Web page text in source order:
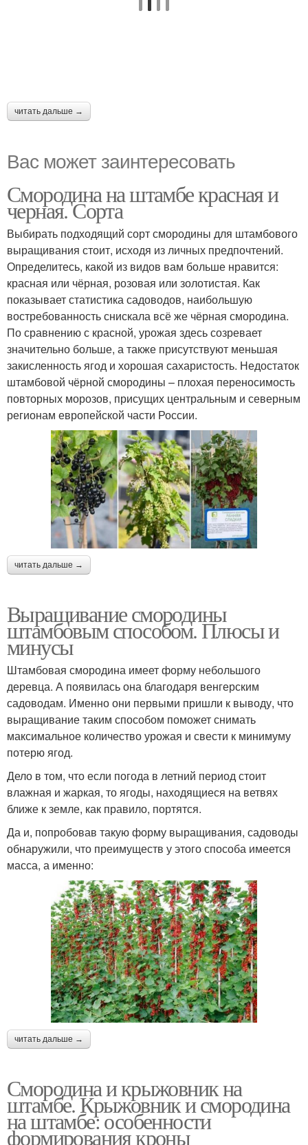
читать дальше →
Вас может заинтересовать
Смородина на штамбе красная и
черная. Сорта
Выбирать подходящий сорт смородины для штамбового
выращивания стоит, исходя из личных предпочтений.
Определитесь, какой из видов вам больше нравится:
красная или чёрная, розовая или золотистая. Как
показывает статистика садоводов, наибольшую
востребованность снискала всё же чёрная смородина.
По сравнению с красной, урожая здесь созревает
значительно больше, а также присутствуют меньшая
закисленность ягод и хорошая сахаристость. Недостаток
штамбовой чёрной смородины – плохая переносимость
повторных морозов, присущих центральным и северным
регионам европейской части России.
читать дальше →
Выращивание смородины
штамбовым способом. Плюсы и
минусы
Штамбовая смородина имеет форму небольшого
деревца. А появилась она благодаря венгерским
садоводам. Именно они первыми пришли к выводу, что
выращивание таким способом поможет снимать
максимальное количество урожая и свести к минимуму
потерю ягод.
Дело в том, что если погода в летний период стоит
влажная и жаркая, то ягоды, находящиеся на ветвях
ближе к земле, как правило, портятся.
Да и, попробовав такую форму выращивания, садоводы
обнаружили, что преимуществ у этого способа имеется
масса, а именно:
читать дальше →
Смородина и крыжовник на
штамбе. Крыжовник и смородина
на штамбе: особенности
формирования кроны